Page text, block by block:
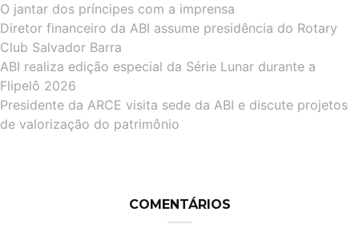
O jantar dos príncipes com a imprensa
Diretor financeiro da ABI assume presidência do Rotary
Club Salvador Barra
ABI realiza edição especial da Série Lunar durante a
Flipelô 2026
Presidente da ARCE visita sede da ABI e discute projetos
de valorização do patrimônio
COMENTÁRIOS